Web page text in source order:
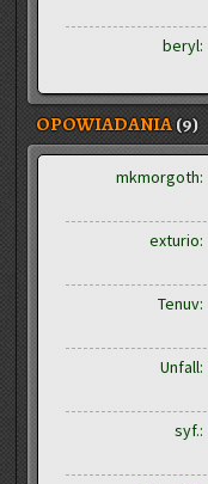
beryl:
OPOWIADANIA(9)
mkmorgoth:
exturio:
Tenuv:
Unfall:
syf.: